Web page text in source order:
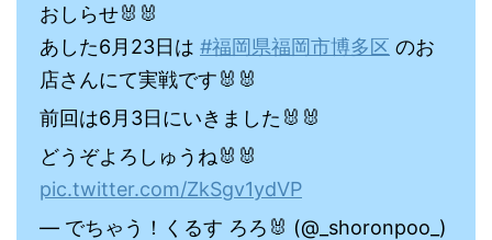
おしらせ🐰🐰
あした6月23日は #福岡県福岡市博多区 のお
店さんにて実戦です🐰🐰
前回は6月3日にいきました🐰🐰
どうぞよろしゅうね🐰🐰
pic.twitter.com/ZkSgv1ydVP
— でちゃう！くるす ろろ🐰 (@_shoronpoo_)